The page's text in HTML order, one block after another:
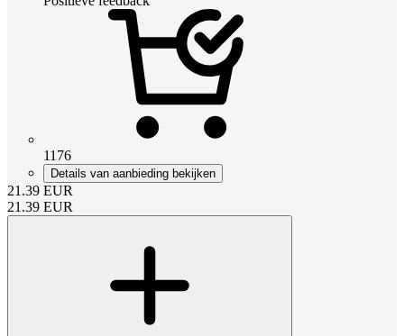
1176
Details van aanbieding bekijken
21.39 EUR
21.39 EUR